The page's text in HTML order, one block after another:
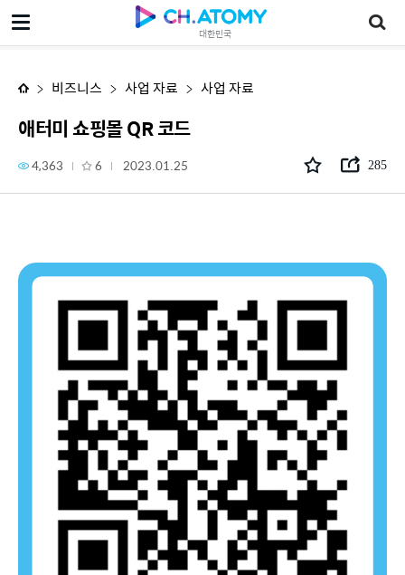
대한민국
애터미 쇼핑몰 QR 코드
비즈니스 사업 자료 사업 자료
애터미 쇼핑몰 QR 코드
4,363 6 2023.01.25 285